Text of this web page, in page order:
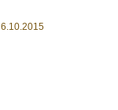
6.10.2015